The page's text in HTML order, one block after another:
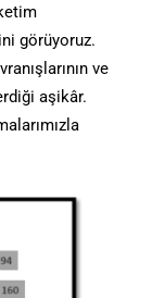
görüyoruz.
ve
aşikâr.